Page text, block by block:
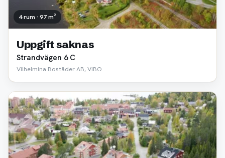
4 rum · 97 m²
Uppgift saknas
Strandvägen 6 C
Vilhelmina Bostäder AB, VIBO